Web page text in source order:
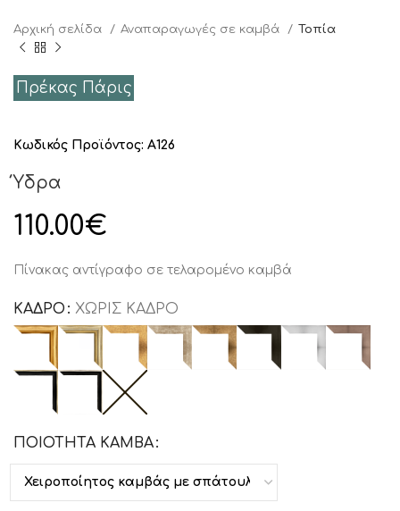
Αρχική σελίδα Αναπαραγωγές σε καμβά Τοπία
Πρέκας Πάρις
Κωδικός Προϊόντος: Α126
Ύδρα
110.00€
Πίνακας αντίγραφο σε τελαρομένο καμβά
ΚΑΔΡΟ ΧΩΡΊΣ ΚΆΔΡΟ
ΠΟΙΟΤΗΤΑ ΚΑΜΒΑ